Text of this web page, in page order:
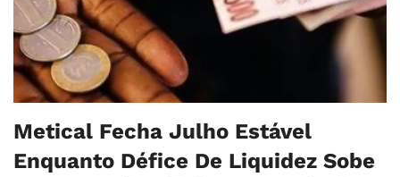
Metical Fecha Julho Estável
Enquanto Défice De Liquidez Sobe